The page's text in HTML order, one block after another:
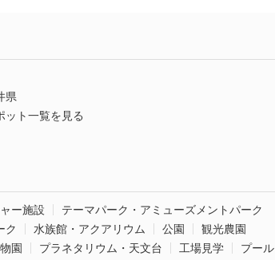
県
ト一覧を見る
ー施設
テーマパーク・アミューズメントパーク
ク
水族館・アクアリウム 公園
観光農園
園 プラネタリウム・天文台 工場見学
プール